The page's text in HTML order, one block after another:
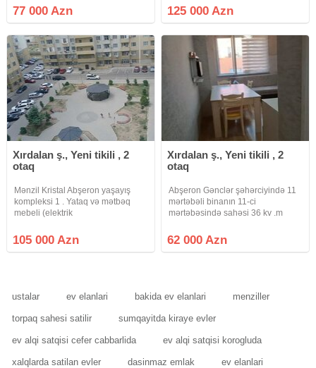
verilecek pulu odenilib.Bina tam
hazirdir yasayis var.8/5 mertebesi,
77 000 Azn
cü mərtəbəsində ümumi sahəsi 93
kv m olan 3-otağa düzəlmə mənzil
125 000 Azn
Xırdalan ş., Yeni tikili , 2
otaq
Mənzil Kristal Abşeron yaşayış
kompleksi 1 . Yataq və mətbəq
mebeli (elektrik
.Mənzil bina 22 də yerləşir.
105 000 Azn
Xırdalan ş., Yeni tikili , 2
otaq
Abşeron Gənclər şəhərciyində 11
mərtəbəli binanın 11-ci
mərtəbəsində sahəsi 36 kv .m
kupçalı, əşyalı bina evi təcili
satılır.Qaz, su, işıq, lifti
62 000 Azn
ustalar ev elanlari bakida ev elanlari menziller
torpaq sahesi satilir sumqayitda kiraye evler
ev alqi satqisi cefer cabbarlida ev alqi satqisi korogluda
xalqlarda satilan evler dasinmaz emlak ev elanlari